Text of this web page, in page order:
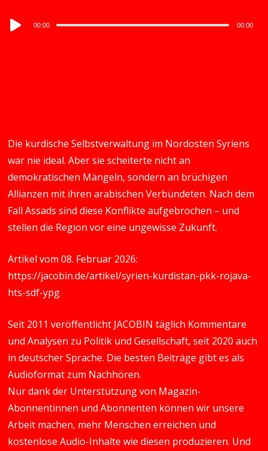
Audio
00:00 00:00
Die kurdische Selbstverwaltung im Nordosten Syriens
war nie ideal. Aber sie scheiterte nicht an
demokratischen Mängeln, sondern an brüchigen
Allianzen mit ihren arabischen Verbündeten. Nach dem
Fall Assads sind diese Konflikte aufgebrochen – und
stellen die Region vor eine ungewisse Zukunft.
Artikel vom 08. Februar 2026:
https://jacobin.de/artikel/syrien-kurdistan-pkk-rojava-
hts-sdf-ypg
Seit 2011 veröffentlicht JACOBIN täglich Kommentare
und Analysen zu Politik und Gesellschaft, seit 2020 auch
in deutscher Sprache. Die besten Beiträge gibt es als
Audioformat zum Nachhören.
Nur dank der Unterstützung von Magazin-
Abonnentinnen und Abonnenten können wir unsere
Arbeit machen, mehr Menschen erreichen und
kostenlose Audio-Inhalte wie diesen produzieren. Und